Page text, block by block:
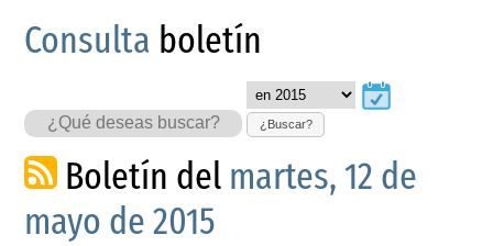
Consulta boletín
¿Buscar?
Boletín del martes, 12 de
mayo de 2015